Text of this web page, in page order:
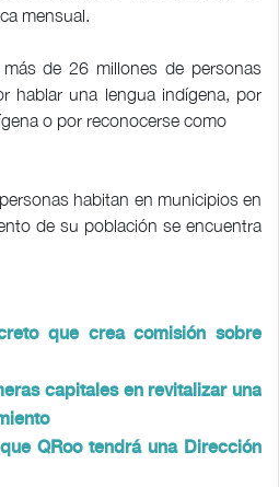
mensual.
de 26 millones de personas
hablar una lengua indígena, por
o por reconocerse como
habitan en municipios en
de su población se encuentra
que crea comisión sobre
capitales en revitalizar una
QRoo tendrá una Dirección